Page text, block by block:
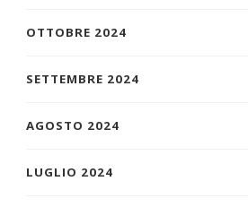
OTTOBRE 2024
SETTEMBRE 2024
AGOSTO 2024
LUGLIO 2024